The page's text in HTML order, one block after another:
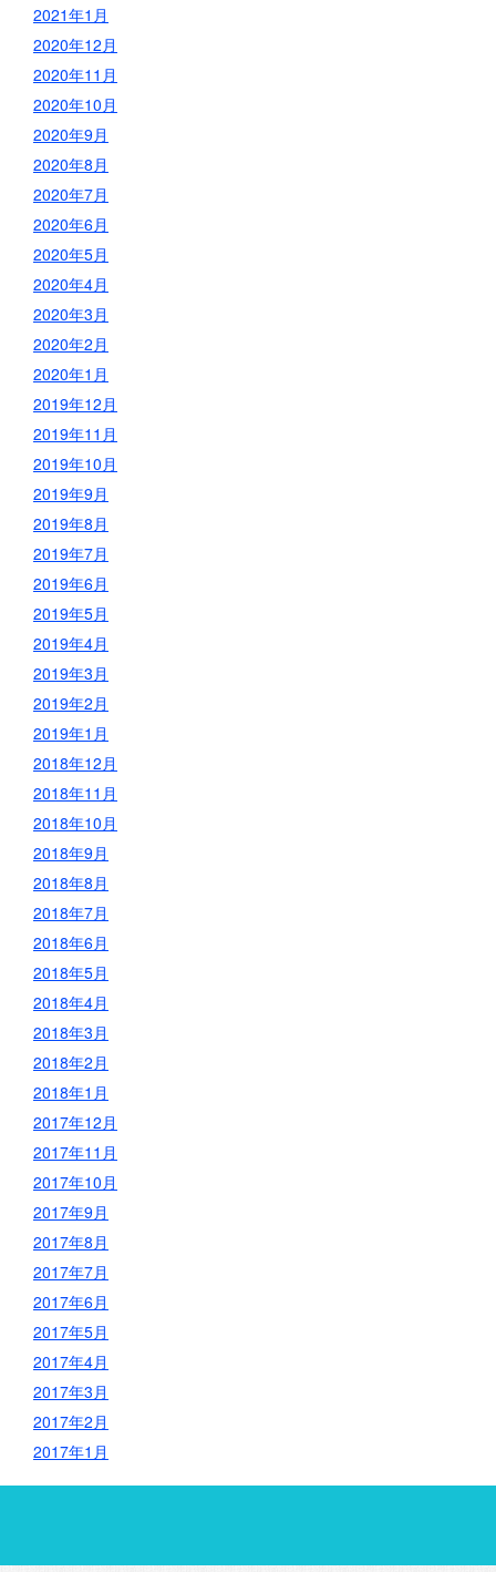
2021年1月
2020年12月
2020年11月
2020年10月
2020年9月
2020年8月
2020年7月
2020年6月
2020年5月
2020年4月
2020年3月
2020年2月
2020年1月
2019年12月
2019年11月
2019年10月
2019年9月
2019年8月
2019年7月
2019年6月
2019年5月
2019年4月
2019年3月
2019年2月
2019年1月
2018年12月
2018年11月
2018年10月
2018年9月
2018年8月
2018年7月
2018年6月
2018年5月
2018年4月
2018年3月
2018年2月
2018年1月
2017年12月
2017年11月
2017年10月
2017年9月
2017年8月
2017年7月
2017年6月
2017年5月
2017年4月
2017年3月
2017年2月
2017年1月